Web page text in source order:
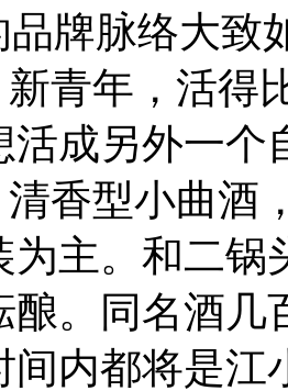
品牌脉络大致
青年，活得
活成另外一个
香型小曲酒
为主。和二
酿。同名酒几
间内都将是江